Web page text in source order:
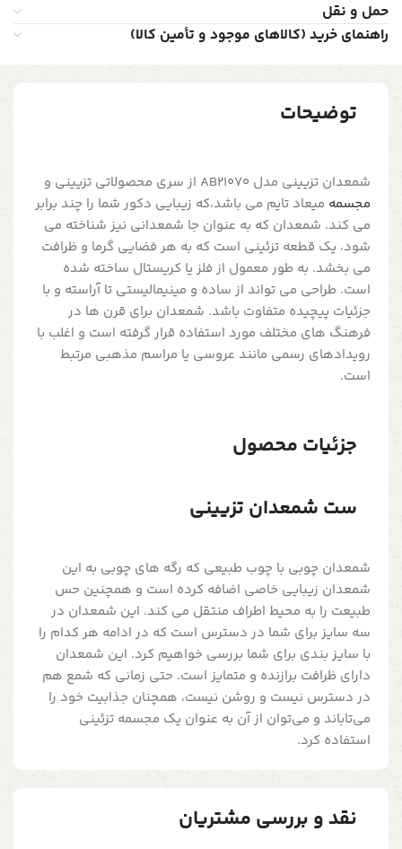
حمل و نقل
راهنمای خرید (کالاهای موجود و تأمین کالا)
توضیحات
شمعدان تزیینی مدل AB21070 از سری محصولاتی تزیینی و
مجسمه میعاد تایم می باشد،که زیبایی دکور شما را چند برابر
می کند. شمعدان که به عنوان جا شمعدانی نیز شناخته می
شود، یک قطعه تزئینی است که به هر فضایی گرما و ظرافت
می بخشد. به طور معمول از فلز یا کریستال ساخته شده
است. طراحی می تواند از ساده و مینیمالیستی تا آراسته و با
جزئیات پیچیده متفاوت باشد. شمعدان برای قرن ها در
فرهنگ های مختلف مورد استفاده قرار گرفته است و اغلب با
رویدادهای رسمی مانند عروسی یا مراسم مذهبی مرتبط
است.
جزئیات محصول
ست شمعدان تزیینی
شمعدان چوبی با چوب طبیعی که رگه های چوبی به این
شمعدان زیبایی خاصی اضافه کرده است و همچنین حس
طبیعت را به محیط اطراف منتقل می کند. این شمعدان در
سه سایز برای شما در دسترس است که در ادامه هر کدام را
با سایز بندی برای شما بررسی خواهیم کرد. این شمعدان
دارای ظرافت برازنده و متمایز است. حتی زمانی که شمع‌ هم
در دسترس نیست و روشن نیست، همچنان جذابیت خود را
می‌تاباند و می‌توان از آن به عنوان یک مجسمه تزئینی
استفاده کرد.
نقد و بررسی مشتریان